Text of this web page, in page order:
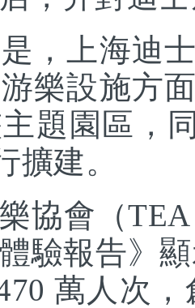
，上海迪
樂設施方
題園區，
擴建。
協會（
驗報告》
萬人次